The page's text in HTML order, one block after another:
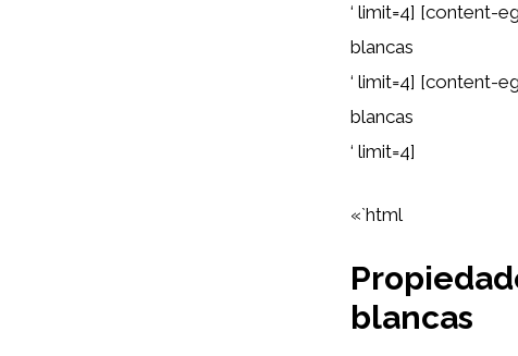
‘ limit=4] [content-
blancas
‘ limit=4] [content-
blancas
‘ limit=4]
«`html
blancas